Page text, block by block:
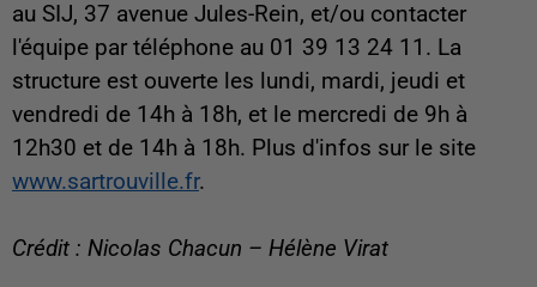
au SIJ, 37 avenue Jules-Rein, et/ou contacter
l'équipe par téléphone au 01 39 13 24 11. La
structure est ouverte les lundi, mardi, jeudi et
vendredi de 14h à 18h, et le mercredi de 9h à
12h30 et de 14h à 18h. Plus d'infos sur le site
www.sartrouville.fr.
Crédit : Nicolas Chacun – Hélène Virat